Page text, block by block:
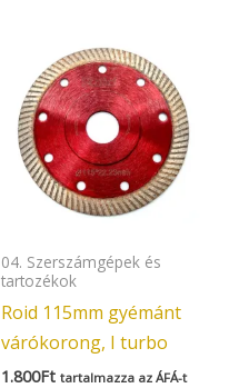
04. Szerszámgépek és
tartozékok
Roid 115mm gyémánt
várókorong, I turbo
1.800Ft tartalmazza az ÁFÁ-t